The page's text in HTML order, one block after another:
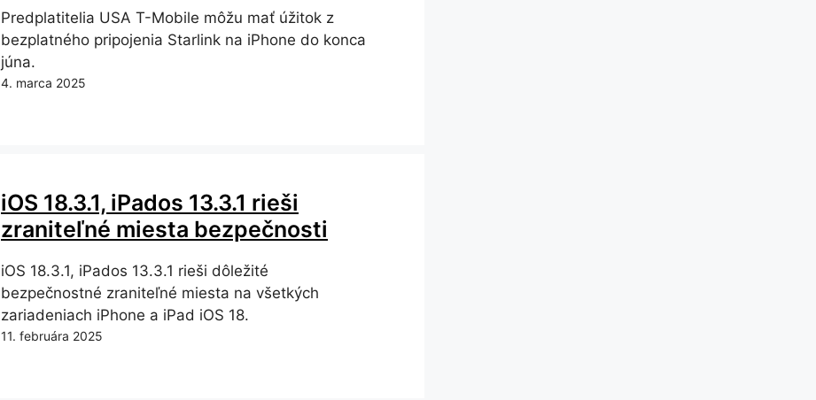
Predplatitelia USA T-Mobile môžu mať úžitok z
bezplatného pripojenia Starlink na iPhone do konca
júna.
4. marca 2025
iOS 18.3.1, iPados 13.3.1 rieši
zraniteľné miesta bezpečnosti
iOS 18.3.1, iPados 13.3.1 rieši dôležité
bezpečnostné zraniteľné miesta na všetkých
zariadeniach iPhone a iPad iOS 18.
11. februára 2025